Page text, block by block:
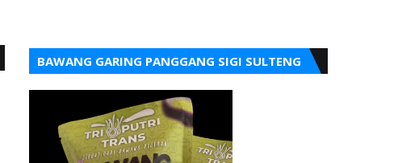
BAWANG GARING PANGGANG SIGI SULTENG